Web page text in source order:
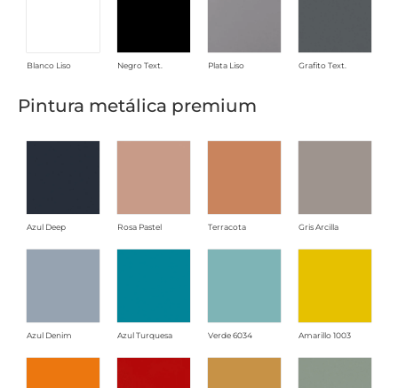
Blanco Liso Negro Text. Plata Liso Grafito Text.
Pintura metálica premium
Azul Deep Rosa Pastel Terracota Gris Arcilla
Azul Denim Azul Turquesa Verde 6034 Amarillo 1003